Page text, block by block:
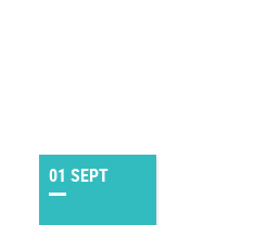
01 SEPT